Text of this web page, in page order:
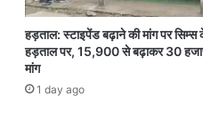
हड़ताल: स्टाइपेंड बढ़ाने की मांग पर सिम्स
हड़ताल पर, 15,900 से बढ़ाकर 30
मांग
1 day ago